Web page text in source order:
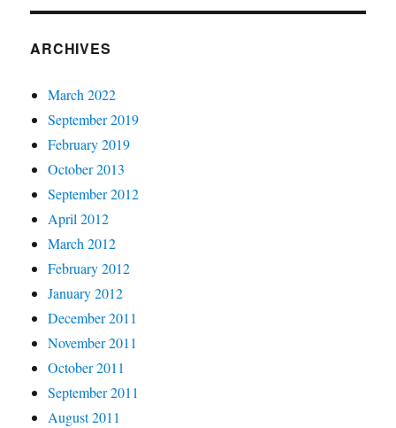
ARCHIVES
March 2022
September 2019
February 2019
October 2013
September 2012
April 2012
March 2012
February 2012
January 2012
December 2011
November 2011
October 2011
September 2011
August 2011